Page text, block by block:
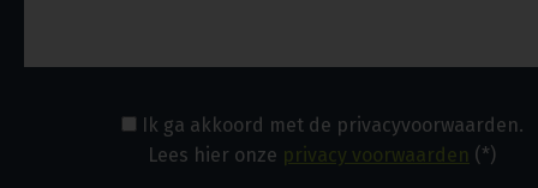
Ik ga akkoord met de privacyvoorwaarden.
Lees hier onze privacy voorwaarden (*)